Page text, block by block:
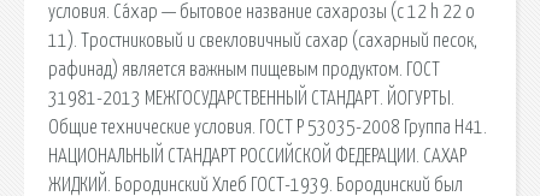
условия. Са́хар — бытовое название сахарозы (c 12 h 22 o
11). Тростниковый и свекловичный сахар (сахарный песок,
рафинад) является важным пищевым продуктом. ГОСТ
31981-2013 МЕЖГОСУДАРСТВЕННЫЙ СТАНДАРТ. ЙОГУРТЫ.
Общие технические условия. ГОСТ Р 53035-2008 Группа Н41.
НАЦИОНАЛЬНЫЙ СТАНДАРТ РОССИЙСКОЙ ФЕДЕРАЦИИ. САХАР
ЖИДКИЙ. Бородинский Хлеб ГОСТ-1939. Бородинский был